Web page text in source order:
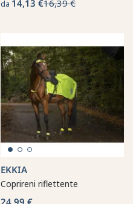
da 14,13 €16,39 €
EKKIA
Coprireni riflettente
24,99 €